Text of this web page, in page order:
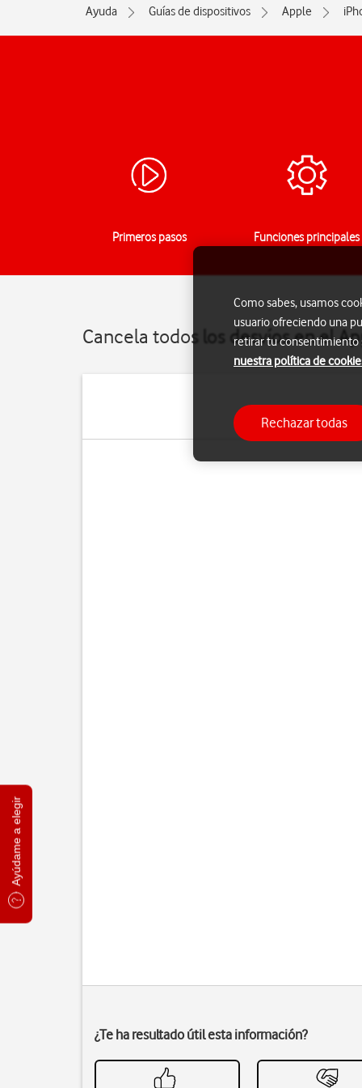
Ayúdame a elegir
Ayuda Guías de dispositivos Apple
Primeros pasos Funciones principales
Cancela todos los desvíos en el
Si ya no
¿Te ha resultado útil esta información?
Como sabes, usamos
usuario ofreciendo una
retirar tu consentimiento
nuestra política de
Rechazar todas